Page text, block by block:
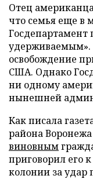
Отец
что семья еще в
Госдепартамент
удерживаемым».
освобождение
США. Однако
ни одному
нынешней
Как писала
района Воронежа
виновным
приговорил его
колонии за удар